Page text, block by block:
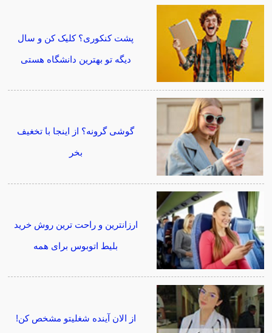
پشت کنکوری؟ کلیک کن و سال
دیگه تو بهترین دانشگاه هستی
گوشی گرونه؟ از اینجا با تخغیف
بخر
ارزانترین و راحت ترین روش خرید
بلیط اتوبوس برای همه
از الان آینده شغلیتو مشخص کن!